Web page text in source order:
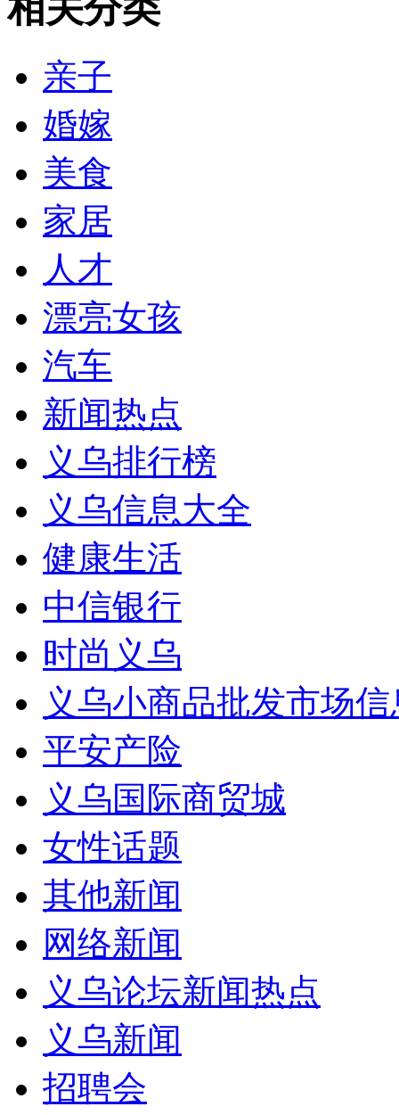
亲子
婚嫁
美食
家居
人才
漂亮女孩
汽车
新闻热点
义乌排行榜
义乌信息大全
健康生活
中信银行
时尚义乌
义乌小商品批发市场
平安产险
义乌国际商贸城
女性话题
其他新闻
网络新闻
义乌论坛新闻热点
义乌新闻
招聘会